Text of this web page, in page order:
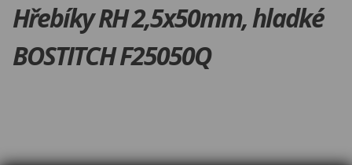
Hřebíky RH 2,5x50mm, hladké
BOSTITCH F25050Q